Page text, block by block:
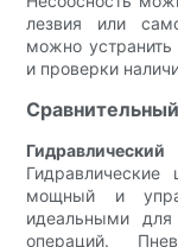
лезвия или
можно
и проверки
мощный и
идеальными
операций.